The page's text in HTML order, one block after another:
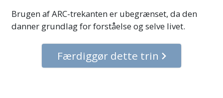
Brugen af ARC-trekanten er ubegrænset, da den
danner grundlag for forståelse og selve livet.
Færdiggør dette trin